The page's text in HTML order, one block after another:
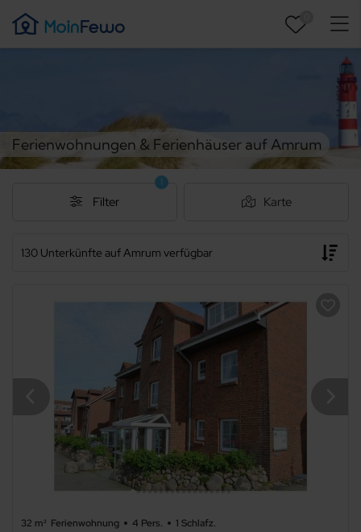
Ferienwohnungen & Ferienhäuser auf Amrum
130 Unterkünfte auf Amrum verfügbar
Filter
1
Karte
32 m² Ferienwohnung 4 Pers. 1 Schlafz.